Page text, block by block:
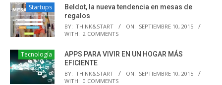
Startups
Beldot, la nueva tendencia en mesas de
regalos
BY: THINK&START ON: SEPTIEMBRE 10, 2015
WITH: 2 COMMENTS
Tecnología
APPS PARA VIVIR EN UN HOGAR MÁS
EFICIENTE
BY: THINK&START ON: SEPTIEMBRE 10, 2015
WITH: 0 COMMENTS